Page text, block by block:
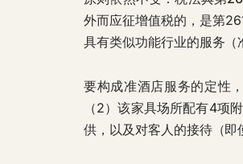
外而应征增值税的，是第
具有类似功能行业的服务（
要构成准酒店服务的定性
（2）该家具场所配有4项
供，以及对客人的接待（即